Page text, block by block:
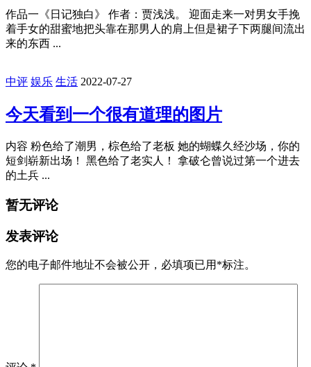
作品一《日记独白》 作者：贾浅浅。 迎面走来一对男女手挽
着手女的甜蜜地把头靠在那男人的肩上但是裙子下两腿间流出
来的东西 ...
中评 娱乐 生活 2022-07-27
今天看到一个很有道理的图片
内容 粉色给了潮男，棕色给了老板 她的蝴蝶久经沙场，你的
短剑崭新出场！ 黑色给了老实人！ 拿破仑曾说过第一个进去
的土兵 ...
暂无评论
发表评论
您的电子邮件地址不会被公开， 必填项已用 *标注。